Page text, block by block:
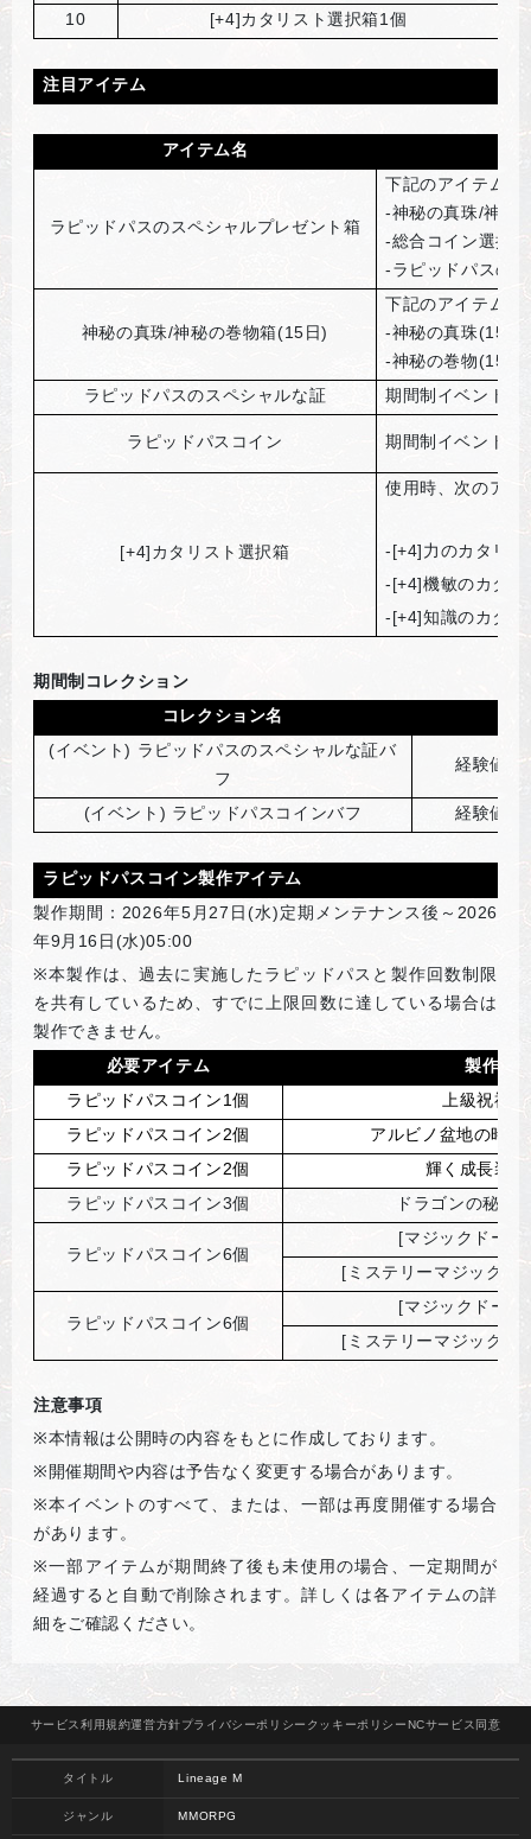
10
[+4]カタリスト選択箱1個
注目アイテム
アイテム名
ラピッドパスのスペシャルプレゼント箱
下記のアイテムを
-神秘の真珠/神秘
-総合コイン選択
-ラピッドパスの
神秘の真珠/神秘の巻物箱(15日)
下記のアイテムを
-神秘の真珠(15日
-神秘の巻物(15日
ラピッドパスのスペシャルな証
期間制イベントコ
ラピッドパスコイン 期間制イベントコ
[+4]カタリスト選択箱
使用時、次のアイ
-[+4]力のカタリ
-[+4]機敏のカタ
-[+4]知識のカタ
期間制コレクション
コレクション名
(イベント) ラピッドパスのスペシャルな証バ
フ
経験値獲
(イベント) ラピッドパスコインバフ 経験値獲
ラピッドパスコイン製作アイテム
製作期間：2026年5月27日(水)定期メンテナンス後～2026
年9月16日(水)05:00
※本製作は、過去に実施したラピッドパスと製作回数制限
を共有しているため、すでに上限回数に達している場合は
製作できません。
必要アイテム
製作ア
ラピッドパスコイン1個
上級祝福
ラピッドパスコイン2個
アルビノ盆地の時
ラピッドパスコイン2個
輝く成長装
ラピッドパスコイン3個
ドラゴンの秘薬
ラピッドパスコイン6個
[マジックドー
[ ミステリーマジックド
ラピッドパスコイン6個
[マジックドー
[ ミステリーマジックド
注意事項
※本情報は公開時の内容をもとに作成しております。
※開催期間や内容は予告なく変更する場合があります。
※本イベントのすべて、または、一部は再度開催する場合
があります。
※一部アイテムが期間終了後も未使用の場合、一定期間が
経過すると自動で削除されます。詳しくは各アイテムの詳
細をご確認ください。
サービス 利用規約運営方針プライバシーポリシー クッキーポリシーNCサービス 同意
タイトル Lineage M
ジャンル MMORPG